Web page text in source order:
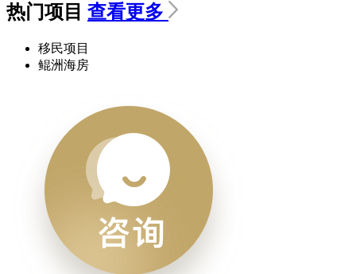
热门项目 查看更多
移民项目
鲲洲海房